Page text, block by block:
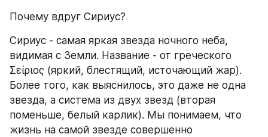
Почему вдруг Сириус?
Сириус - самая яркая звезда ночного неба,
видимая с Земли. Название - от греческого
Σείριος (яркий, блестящий, источающий жар).
Более того, как выяснилось, это даже не одна
звезда, а система из двух звезд (вторая
поменьше, белый карлик). Мы понимаем, что
жизнь на самой звезде совершенно